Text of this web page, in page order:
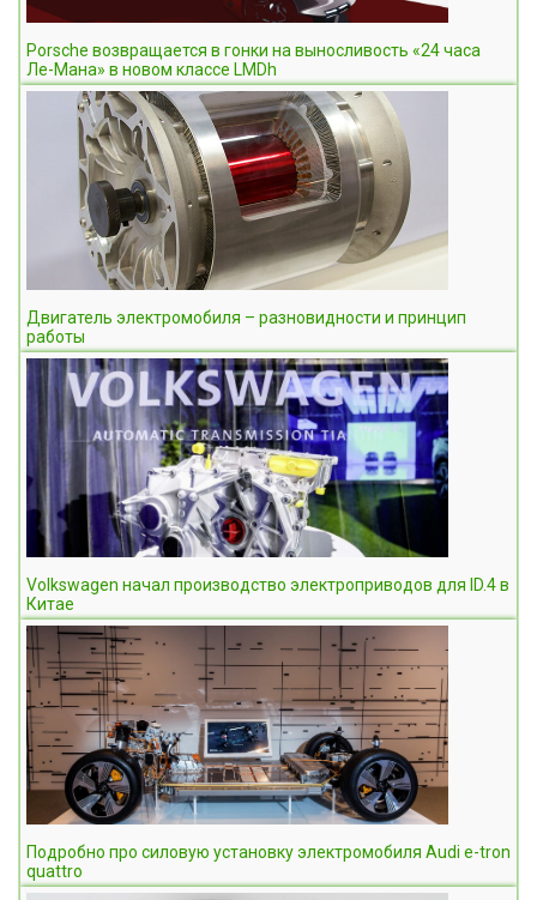
Porsche возвращается в гонки на выносливость «24 часа
Ле-Мана» в новом классе LMDh
Двигатель электромобиля – разновидности и принцип
работы
Volkswagen начал производство электроприводов для ID.4 в
Китае
Подробно про силовую установку электромобиля Audi e-tron
quattro